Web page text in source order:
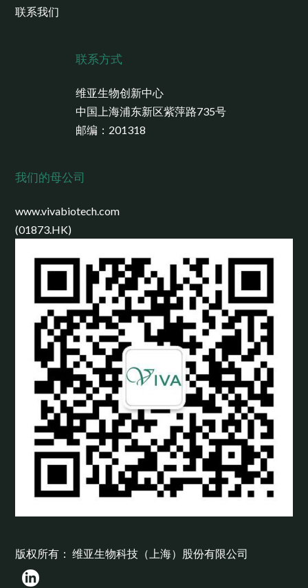
联系我们
联系方式
维亚生物创新中心
中国上海浦东新区紫萍路735号
邮编：201318
我们的母公司
www.vivabiotech.com
(01873.HK)
版权所有： 维亚生物科技（上海）股份有限公司